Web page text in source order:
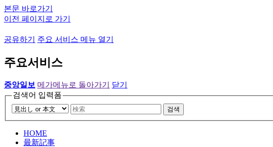
본문 바로가기
이전 페이지로 가기
공유하기 주요 서비스 메뉴 열기
주요서비스
중앙일보 메가메뉴로 돌아가기
닫기
검색어 입력폼
검색
HOME
最新記事